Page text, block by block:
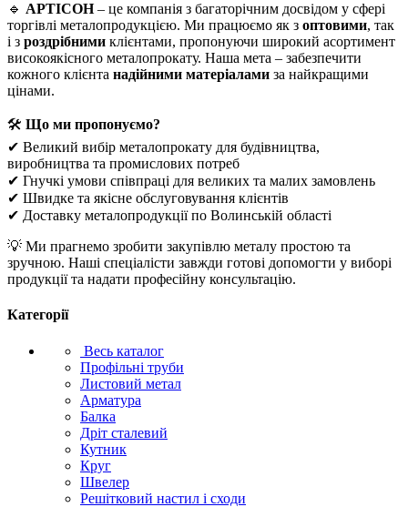
🔹 АРТІСОН– це компанія з багаторічним досвідом у сфері
торгівлі металопродукцією. Ми працюємо як з оптовими, так
і з роздрібними клієнтами, пропонуючи широкий асортимент
високоякісного металопрокату. Наша мета – забезпечити
кожного клієнта надійними матеріалами за найкращими
цінами.
🛠 Що ми пропонуємо?
✔ Великий вибір металопрокату для будівництва,
виробництва та промислових потреб
✔ Гнучкі умови співпраці для великих та малих замовлень
✔ Швидке та якісне обслуговування клієнтів
✔ Доставку металопродукції по Волинській області
💡 Ми прагнемо зробити закупівлю металу простою та
зручною. Наші спеціалісти завжди готові допомогти у виборі
продукції та надати професійну консультацію.
Категорії
Весь каталог
Профільні труби
Листовий метал
Арматура
Балка
Дріт сталевий
Кутник
Круг
Швелер
Решітковий настил і сходи